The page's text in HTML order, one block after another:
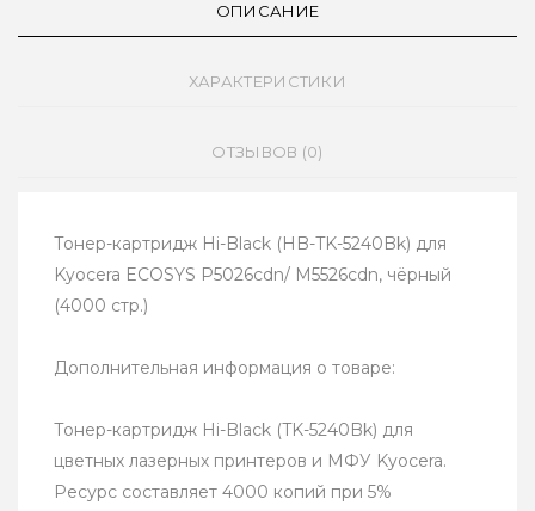
ОПИСАНИЕ
ХАРАКТЕРИСТИКИ
ОТЗЫВОВ (0)
Тонер-картридж Hi-Black (HB-TK-5240Bk) для
Kyocera ECOSYS P5026cdn/ M5526cdn, чёрный
(4000 стр.)
Дополнительная информация о товаре:
Тонер-картридж Hi-Black (TK-5240Bk) для
цветных лазерных принтеров и МФУ Kyocera.
Ресурс составляет 4000 копий при 5%